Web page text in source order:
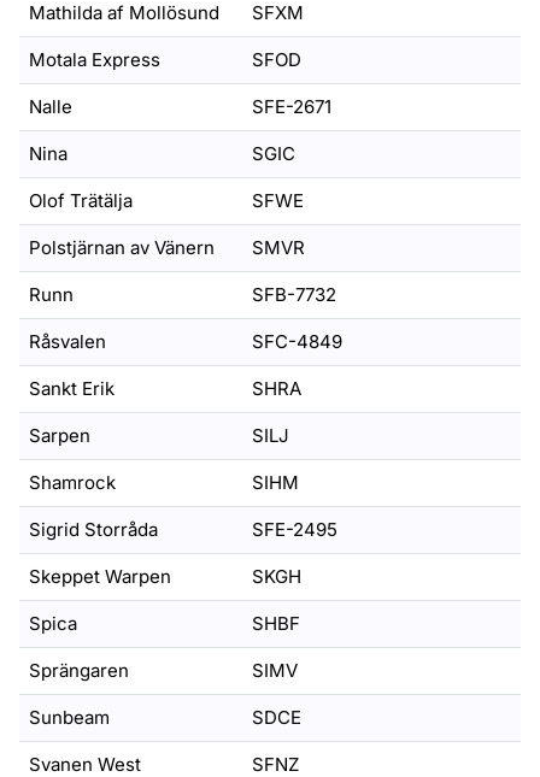
Mathilda af Mollösund SFXM
Motala Express SFOD
Nalle SFE-2671
Nina SGIC
Olof Trätälja SFWE
Polstjärnan av Vänern SMVR
Runn SFB-7732
Råsvalen SFC-4849
Sankt Erik SHRA
Sarpen SILJ
Shamrock SIHM
Sigrid Storråda SFE-2495
Skeppet Warpen SKGH
Spica SHBF
Sprängaren SIMV
Sunbeam SDCE
Svanen West SFNZ